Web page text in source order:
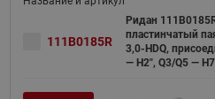
111B0185R
Ридан
пластинчатый
3,0-HDQ,
— H2", Q3/Q5 —